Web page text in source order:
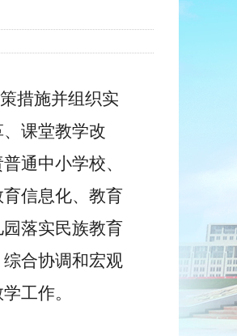
措施并组织实
课堂教学改
通中小学校、
信息化、教育
落实民族教育
合协调和宏观
工作。